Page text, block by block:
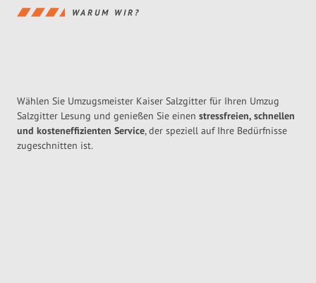
WARUM WIR?
Wählen Sie Umzugsmeister Kaiser Salzgitter für Ihren Umzug
Salzgitter Lesung und genießen Sie einen stressfreien, schnellen
und kosteneffizienten Service, der speziell auf Ihre Bedürfnisse
zugeschnitten ist.